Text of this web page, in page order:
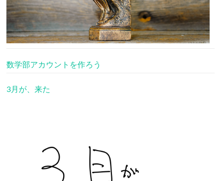
数学部アカウントを作ろう
3月が、来た